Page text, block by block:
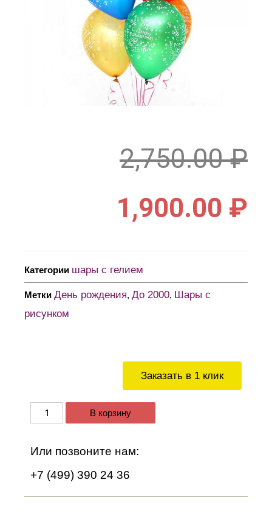
Заказать в 1 клик
В корзину
Или позвоните нам:
+7 (499) 390 24 36
2,750.00₽
1,900.00 ₽
Категории шары с гелием
Метки День рождения, До 2000, Шары с
рисунком